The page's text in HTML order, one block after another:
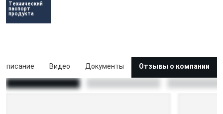
Технический
паспорт
продукта
Описание Видео Документы Отзывы о компании